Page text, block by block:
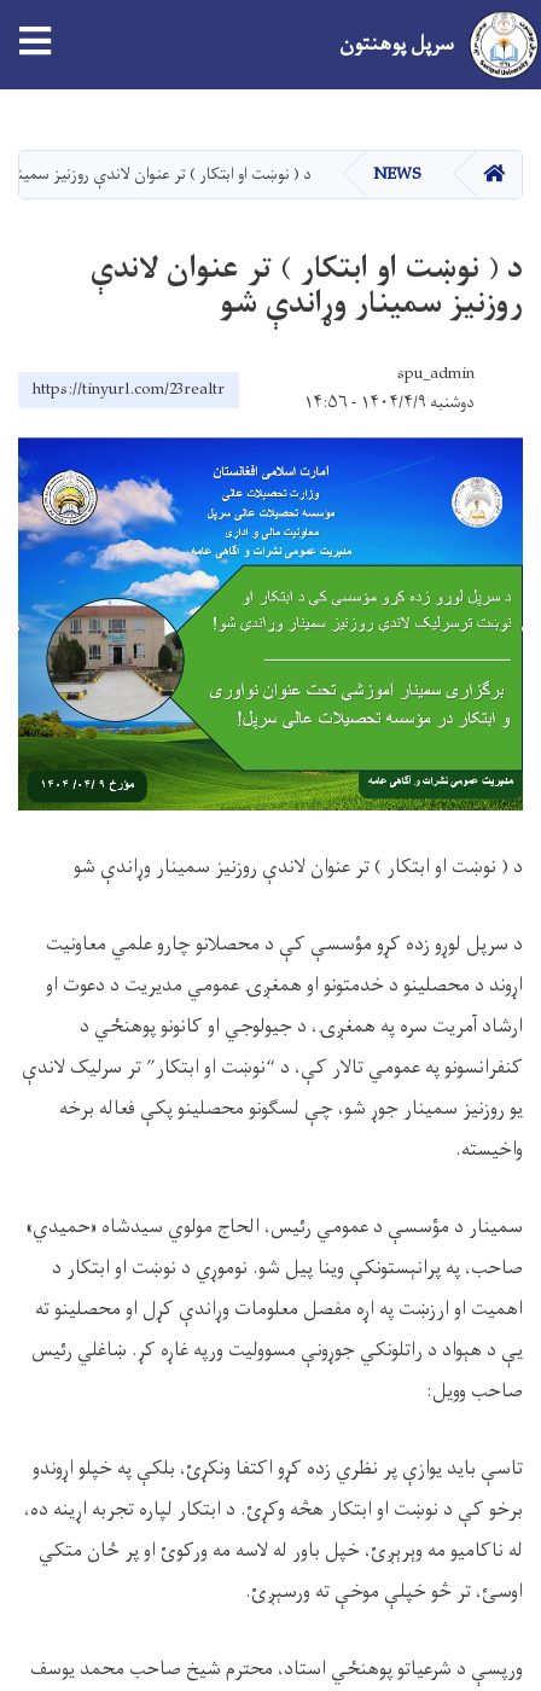
دانګل
سرپل پوهنتون
کور NEWS د ( نوښت او ابتکار ) تر عنوان لاندې روزنیز
د ( نوښت او ابتکار ) تر عنوان لاندې
روزنیز سمینار وړاندې شو
spu_admin
دوشنبه ۱۴۰۴/۴/۹ - ۱۴:۵۶
https://tinyurl.com/23realtr
د ( نوښت او ابتکار ) تر عنوان لاندې روزنیز سمینار وړاندې شو
د سرپل لوړو زده کړو مؤسسې کې د محصلانو چارو علمي معاونیت
اړوند د محصلینو د خدمتونو او همغږۍ عمومي مدیریت د دعوت او
ارشاد آمریت سره په همغږۍ، د جیولوجي او کانونو پوهنځي د
کنفرانسونو په عمومي تالار کې، د “نوښت او ابتکار” تر سرلیک لاندې
یو روزنیز سمینار جوړ شو، چې لسګونو محصلینو پکې فعاله برخه
واخیسته.
سمینار د مؤسسې د عمومي رئیس، الحاج مولوي سیدشاه «حمیدي»
صاحب، په پرانېستونکې وینا پیل شو. نوموړي د نوښت او ابتکار د
اهمیت او ارزښت په اړه مفصل معلومات وړاندې کړل او محصلینو ته
یې د هېواد د راتلونکي جوړونې مسوولیت ورپه غاړه کړ. ښاغلي رئیس
صاحب وویل:
تاسې باید یوازې پر نظري زده کړو اکتفا ونکړئ، بلکې په خپلو اړوندو
برخو کې د نوښت او ابتکار هڅه وکړئ. د ابتکار لپاره تجربه اړینه ده،
له ناکامیو مه وېرېږئ، خپل باور له لاسه مه ورکوئ او پر ځان متکي
اوسئ، تر څو خپلې موخې ته ورسېږئ.
ورپسې د شرعیاتو پوهنځي استاد، محترم شیخ صاحب محمد یوسف